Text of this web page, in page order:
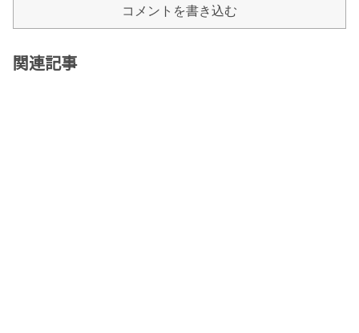
コメントを書き込む
関連記事